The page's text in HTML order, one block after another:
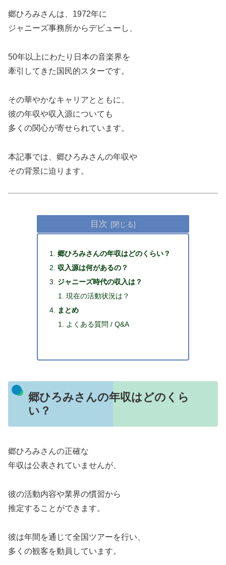
郷ひろみさんは、1972年に
ジャニーズ事務所からデビューし、
50年以上にわたり日本の音楽界を
牽引してきた国民的スターです。
その華やかなキャリアとともに、
彼の年収や収入源についても
多くの関心が寄せられています。
本記事では、郷ひろみさんの年収や
その背景に迫ります。
目次
郷ひろみさんの年収はどのくらい？
収入源は何があるの？
ジャニーズ時代の収入は？
現在の活動状況は？
まとめ
よくある質問 / Q&A
郷ひろみさんの年収はどのくら
い？
郷ひろみさんの正確な
年収は公表されていませんが、
彼の活動内容や業界の慣習から
推定することができます。
彼は年間を通じて全国ツアーを行い、
多くの観客を動員しています。